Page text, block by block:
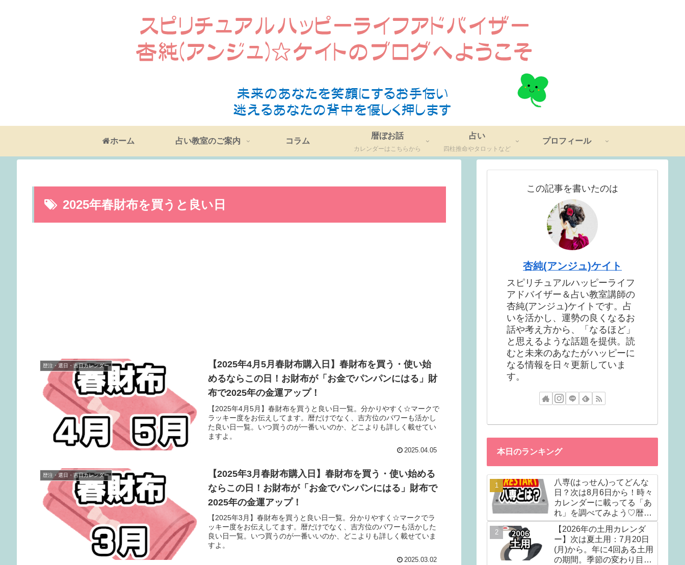
ホーム 占い教室のご案内 コラム
暦ぼお話
カレンダーはこちらから
占い
四柱推命やタロットなど
プロフィール
2025年春財布を買うと良い日
歴注・選日・吉日カレンダー
【2025年4月5月春財布購入日】春財布を買う・使い始
めるならこの日！お財布が「お金でパンパンにはる」財
布で2025年の金運アップ！
【2025年4月5月】春財布を買うと良い日一覧。分かりやすく☆マークで
ラッキー度をお伝えしてます。暦だけでなく、吉方位のパワーも活かし
た良い日一覧。いつ買うのが一番いいのか、どこよりも詳しく載せてい
ますよ。
2025.04.05
歴注・選日・吉日カレンダー
【2025年3月春財布購入日】春財布を買う・使い始める
ならこの日！お財布が「お金でパンパンにはる」財布で
2025年の金運アップ！
【2025年3月】春財布を買うと良い日一覧。分かりやすく☆マークでラ
ッキー度をお伝えしてます。暦だけでなく、吉方位のパワーも活かした
良い日一覧。いつ買うのが一番いいのか、どこよりも詳しく載せていま
すよ。
2025.03.02
この記事を書いたのは
杏純(アンジュ)ケイト
スピリチュアルハッピーライフ
アドバイザー＆占い教室講師の
杏純(アンジュ)ケイトです。占
いを活かし、運勢の良くなるお
話や考え方から、「なるほど」
と思えるような話題を提供。読
むと未来のあなたがハッピーに
なる情報を日々更新していま
す。
本日のランキング
八専(はっせん)ってどんな
日？次は8月6日から！時々
カレンダーに載ってる「あ
れ」を調べてみよう♡暦注
(れきちゅう)の選日編①
【2026年の土用カレンダ
ー】次は夏土用：7月20日
(月)から。年に4回ある土用
の期間。季節の変わり目で